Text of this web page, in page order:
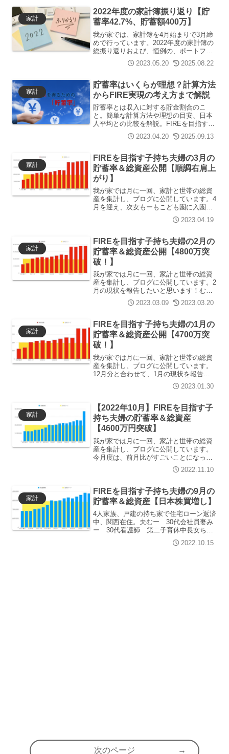
家計
2022年度の家計簿振り返り【貯
蓄率42.7%、貯蓄額400万】
我が家では、家計簿を4月始まりで3月締
めで行っています。2022年度の家計簿の
総振り返りおよび、恒例の、ポートフォ
リオのリスクとリターンを把握していき
たいと思います。むー一家関西在住の4人
中。夫むー 30代...
2023.05.20 2025.08.22
家計
貯蓄率はいくらが理想？計算方法
からFIRE実現の考え方まで解説
貯蓄率とは収入に対する貯金割合のこ
と。簡単な計算方法や理想の目安、日本
人平均との比較を解説。FIREを目指す我
が家の実践例も紹介し、貯蓄率を上げる
具体的な方法をまとめました。
2023.04.20 2025.09.13
家計
FIREを目指す子持ち夫婦の3月の
貯蓄率＆総資産公開【順調右肩上
がり】
我が家では月に一回、家計と世帯の総資
産を集計し、ブログに公開しています。4
月を迎え、次女もーもこども園に入園し
ました。妻みーは育休中ですが、4月末で
の退職が決まっており、5月からはパート
します。少し遅くな...
2023.04.19
家計
FIREを目指す子持ち夫婦の2月の
貯蓄率＆総資産公開【4800万突
破！】
我が家では月に一回、家計と世帯の総資
産を集計し、ブログに公開しています。2
月の現状を報告したいと思います！むー
一家関西在住の4人家族、戸建の持ち家で
住宅ローン返済中。夫むー 30代会社員
ちー こども園3...
2023.03.09 2023.03.20
家計
FIREを目指す子持ち夫婦の1月の
貯蓄率＆総資産公開【4700万突
破！】
我が家では月に一回、家計と世帯の総資
産を集計し、ブログに公開しています。
12月分と合わせて、1月の現状を報告し
たいと思います！むー一家関西在住の4人
家族、戸建の持ち家で住宅ローン返済
護師 第二子育休中...
2023.01.30
家計
【2022年10月】FIREを目指す子
持ち夫婦の貯蓄率＆総資産
【4600万円突破】
我が家では月に一回、家計と世帯の総資
産を集計し、ブログに公開しています。
今月度は、前月比がすごいことになって
いますが、セキララに10月の家計簿と資
産総額を振り返っていきたいと思いま
持ち家で住宅ローン返済...
2022.11.10
家計
FIREを目指す子持ち夫婦の9月の
貯蓄率＆総資産【日本株買増し】
4人家族、戸建の持ち家で住宅ローン返済
中、関西在住。夫むー 30代会社員妻み
ー 30代看護師 第二子育休中長女ち
ー こども園3年生次女もー 0歳児2人
育児で忙しくて少し遅くなりました。育
2022.10.15
次のページ